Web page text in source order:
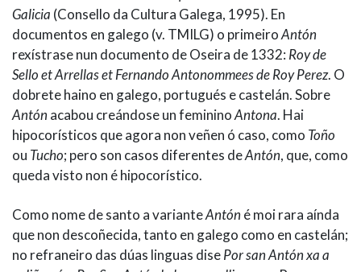
Galicia (Consello da Cultura Galega, 1995). En
documentos en galego (v. TMILG) o primeiroAntón
rexístrase nun documento de Oseira de 1332: Roy de
Sello et Arrellas et Fernando Antonommees de Roy Perez. O
dobrete haino en galego, portugués e castelán. Sobre
Antónacabou creándose un femininoAntona. Hai
hipocorísticos que agora non veñen ó caso, como Toño
ou Tucho; pero son casos diferentes deAntón, que, como
queda visto non é hipocorístico.
Como nome de santo a varianteAntóné moi rara aínda
que non descoñecida, tanto en galego como en castelán;
no refraneiro das dúas linguas disePor san Antón xa a